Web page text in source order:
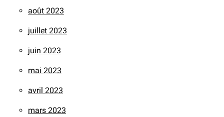
août 2023
juillet 2023
juin 2023
mai 2023
avril 2023
mars 2023